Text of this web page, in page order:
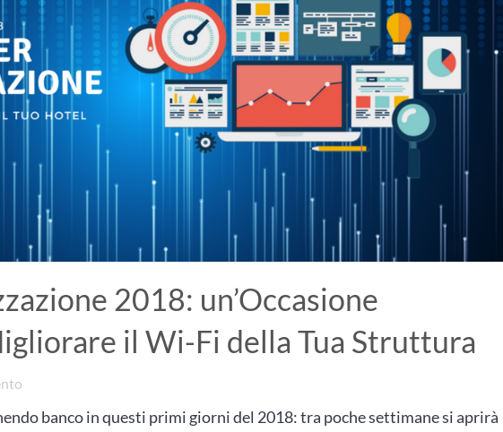
2018: un’Occasione
il Wi-Fi della Tua Struttura
banco in questi primi giorni del 2018: tra poche settimane si aprirà